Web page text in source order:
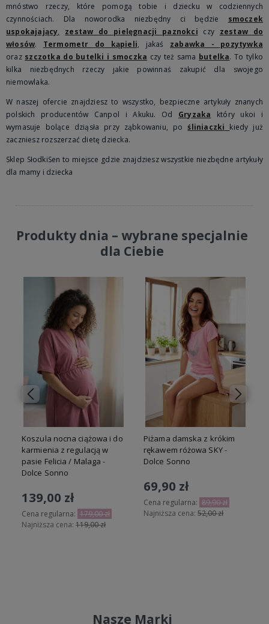
mnóstwo rzeczy, które pomogą tobie i dziecku w codziennych
czynnościach. Dla noworodka niezbędny ci będzie smoczek
uspokajający, zestaw do pielęgnacji paznokci czy zestaw do
włosów. Termometr do kąpieli, jakaś zabawka - pozytywka
oraz szczotka do butelki i smoczka czy też sama butelka. To tylko
kilka niezbędnych rzeczy jakie powinnaś zakupić dla swojego
niemowlaka.
W naszej ofercie znajdziesz to wszystko, bezpieczne artykuły znanych
polskich producentów Canpol i Akuku. Od Gryzaka który ukoi i
wymasuje bolące dziąsła przy ząbkowaniu, pośliniaczki kiedy już
zaczniesz rozszerzać dietę dziecka.
Sklep SłodkiSen to miejsce gdzie znajdziesz wszystkie niezbędne artykuły
dla mamy i dziecka
Produkty dnia – wybrane specjalnie
dla Ciebie
Koszula nocna ciążowa i do
karmienia z regulacją w
pasie Felicia / Malaga -
Dolce Sonno
139,00 zł
Cena regularna: 179,00 zł
Najniższa cena: 119,00 zł
Piżama damska z krókim
rękawem różowa SKY -
Dolce Sonno
69,90 zł
Cena regularna: 89,90 zł
Najniższa cena: 52,00 zł
Nasze Marki